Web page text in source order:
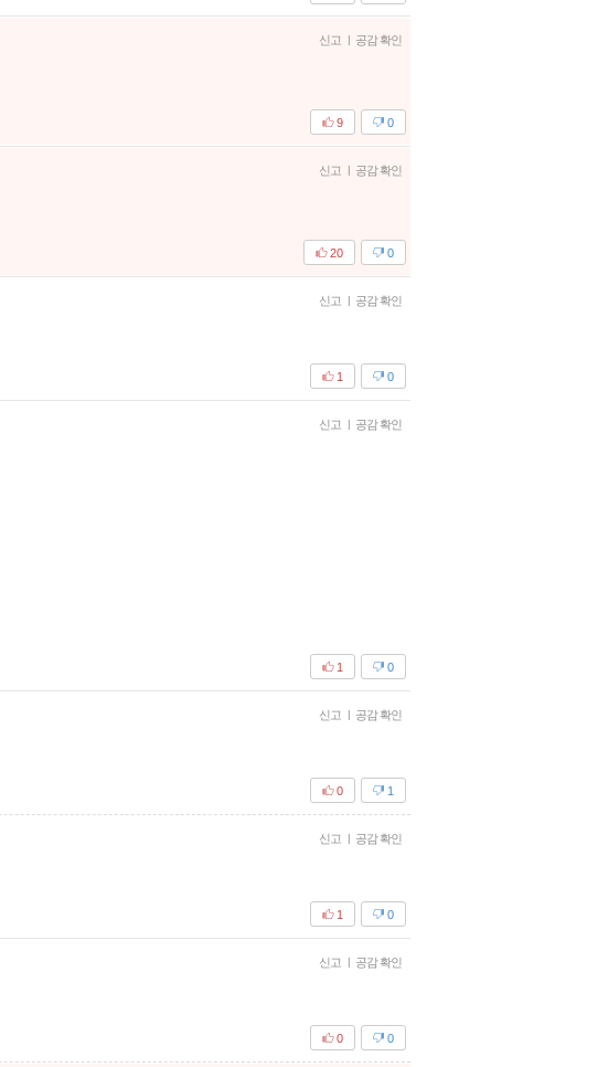
신고 | 공감 확인
0
9
신고 | 공감 확인
0
20
신고 | 공감 확인
0
1
신고 | 공감 확인
0
1
신고 | 공감 확인
1
0
신고 | 공감 확인
0
1
신고 | 공감 확인
0
0